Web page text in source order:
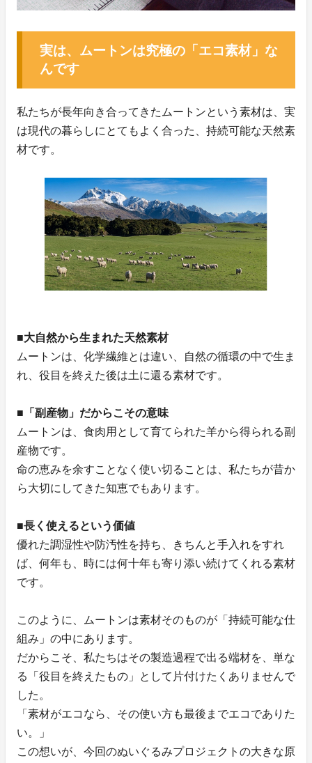
実は、ムートンは究極の「エコ素材」な
んです
私たちが長年向き合ってきたムートンという素材は、実
は現代の暮らしにとてもよく合った、持続可能な天然素
材です。
■大自然から生まれた天然素材
ムートンは、化学繊維とは違い、自然の循環の中で生ま
れ、役目を終えた後は土に還る素材です。
■「副産物」だからこその意味
ムートンは、食肉用として育てられた羊から得られる副
産物です。
命の恵みを余すことなく使い切ることは、私たちが昔か
ら大切にしてきた知恵でもあります。
■長く使えるという価値
優れた調湿性や防汚性を持ち、きちんと手入れをすれ
ば、何年も、時には何十年も寄り添い続けてくれる素材
です。
このように、ムートンは素材そのものが「持続可能な仕
組み」の中にあります。
だからこそ、私たちはその製造過程で出る端材を、単な
る「役目を終えたもの」として片付けたくありませんで
した。
「素材がエコなら、その使い方も最後までエコでありた
い。」
この想いが、今回のぬいぐるみプロジェクトの大きな原